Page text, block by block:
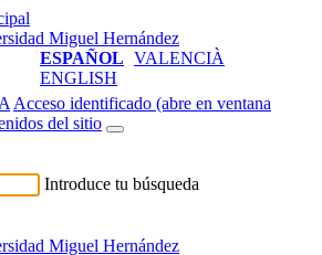
ESPAÑOL VALENCIÀ
ENGLISH
Acceso identificado (abre en ventana
del sitio
Introduce tu búsqueda